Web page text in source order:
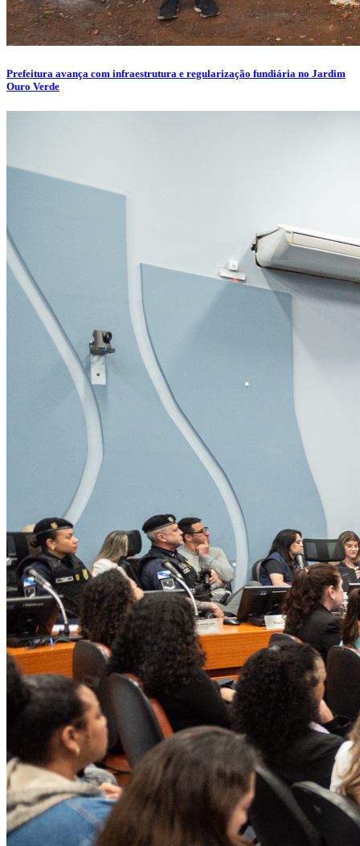
Prefeitura avança com infraestrutura e regularização fundiária no Jardim
Ouro Verde